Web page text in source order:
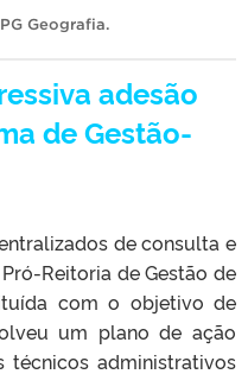
Geografia.
adesão
de Gestão-
de consulta e
Reitoria de Gestão de
com o objetivo de
um plano de ação
técnicos administrativos